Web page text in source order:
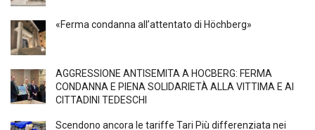
«Ferma condanna all’attentato di Höchberg»
AGGRESSIONE ANTISEMITA A HÖCBERG: FERMA
CONDANNA E PIENA SOLIDARIETÀ ALLA VITTIMA E AI
CITTADINI TEDESCHI
Scendono ancora le tariffe Tari Più differenziata nei